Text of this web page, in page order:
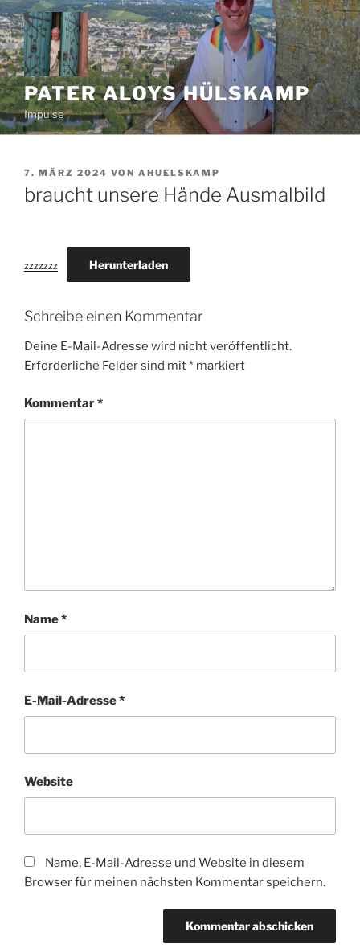
Zum
Inhalt
springen
PATER ALOYS HÜLSKAMP
Impulse
VERÖFFENTLICHT
AM
7. MÄRZ 2024 VON AHUELSKAMP
braucht unsere Hände Ausmalbild
zzzzzzz Herunterladen
Schreibe einen Kommentar
Deine E-Mail-Adresse wird nicht veröffentlicht.
Erforderliche Felder sind mit* markiert
Kommentar*
Name*
E-Mail-Adresse*
Website
Name, E-Mail-Adresse und Website in diesem
Browser für meinen nächsten Kommentar speichern.